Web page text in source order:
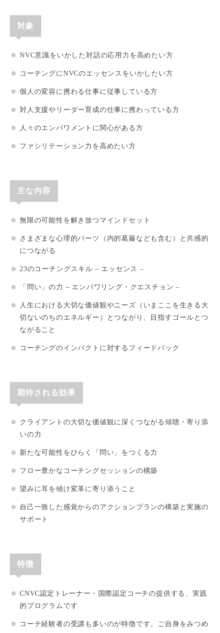
対象
NVC意識をいかした対話の応用力を高めたい方
コーチングにNVCのエッセンスをいかしたい方
個人の変容に携わる仕事に従事している方
対人支援やリーダー育成の仕事に携わっている方
人々のエンパワメントに関心がある方
ファシリテーション力を高めたい方
主な内容
無限の可能性を解き放つマインドセット
さまざまな心理的パーツ（内的葛藤なども含む）と共感的
につながる
23のコーチングスキル – エッセンス –
「問い」の力 – エンパワリング・クエスチョン –
人生における大切な価値観やニーズ（いまここを生きる大
切ないのちのエネルギー）とつながり、目指すゴールとつ
ながること
コーチングのインパクトに対するフィードバック
期待される効果
クライアントの大切な価値観に深くつながる傾聴・寄り添
いの力
新たな可能性をひらく「問い」をつくる力
フロー豊かなコーチングセッションの構築
望みに耳を傾け変革に寄り添うこと
自己一致した感覚からのアクションプランの構築と実施の
サポート
特徴
CNVC認定トレーナー・国際認定コーチの提供する、実践
的プログラムです
コーチ経験者の受講も多いのが特徴です。ご自身をみつめ